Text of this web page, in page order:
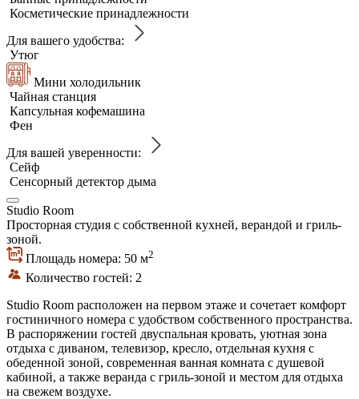
Косметические принадлежности
Для вашего удобства:
Утюг
Мини холодильник
Чайная станция
Капсульная кофемашина
Фен
Для вашей уверенности:
Сейф
Сенсорный детектор дыма
Studio Room
Просторная студия с собственной кухней, верандой и гриль-
зоной.
Площадь номера: 50 м2
Количество гостей: 2
Studio Room расположен на первом этаже и сочетает комфорт
гостиничного номера с удобством собственного пространства.
В распоряжении гостей двуспальная кровать, уютная зона
отдыха с диваном, телевизор, кресло, отдельная кухня с
обеденной зоной, современная ванная комната с душевой
кабиной, а также веранда с гриль-зоной и местом для отдыха
на свежем воздухе.